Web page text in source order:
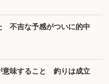
不吉な予感がついに的中
意味すること 釣りは成立